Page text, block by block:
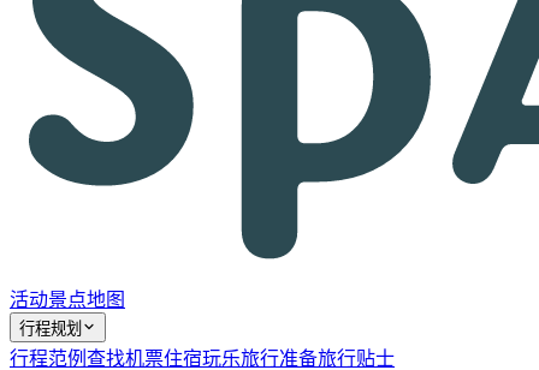
活动景点地图
行程规划
行程范例 查找机票住宿玩乐旅行准备旅行贴士